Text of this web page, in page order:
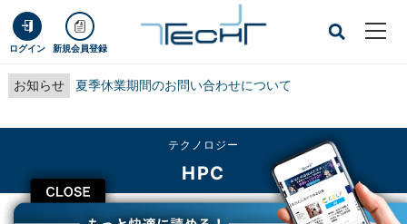
ログイン 新規会員登録
お知らせ 夏季休業期間のお問い合わせについて
CLOSE
テクノロジー
HPC